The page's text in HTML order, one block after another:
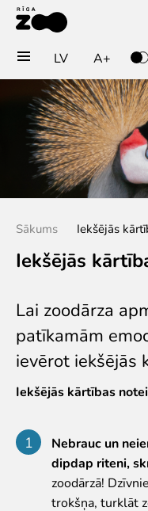
Pērc biļetes vai
Ieejas biļete
Grupu biļetes (10+
Dāvanu karte
Gada abonements
Abonements Goda
Apmeklē
Darba laiks
Kā nokļūt?
Zoo karte
Iekšējās kārtības
Novērtē Rīga ZOO
Jaunumi
Jaunumi
Atbalsti
LV A+
Sākums Iekšējās
Iekšējās
Lai zoodārza
patīkamām
ievērot iekšējās
Iekšējās kārtības
Nebrauc un
dipdap riteni,
zoodārzā!
trokšņa, turklāt